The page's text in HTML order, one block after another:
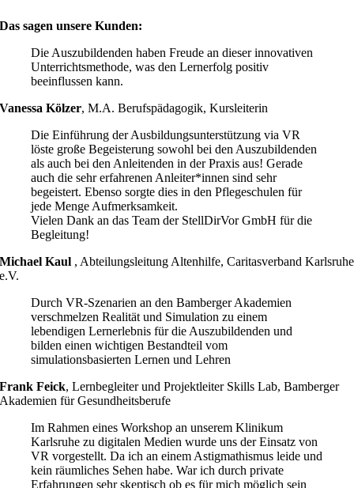
Das sagen unsere Kunden:
Die Auszubildenden haben Freude an dieser innovativen
Unterrichtsmethode, was den Lernerfolg positiv
beeinflussen kann.
Vanessa Kölzer,M.A. Berufspädagogik, Kursleiterin
Die Einführung der Ausbildungsunterstützung via VR
löste große Begeisterung sowohl bei den Auszubildenden
als auch bei den Anleitenden in der Praxis aus! Gerade
auch die sehr erfahrenen Anleiter*innen sind sehr
begeistert. Ebenso sorgte dies in den Pflegeschulen für
jede Menge Aufmerksamkeit.
Vielen Dank an das Team der StellDirVor GmbH für die
Begleitung!
Michael Kaul , Abteilungsleitung Altenhilfe, Caritasverband Karlsruhe
e.V.
Durch VR-Szenarien an den Bamberger Akademien
verschmelzen Realität und Simulation zu einem
lebendigen Lernerlebnis für die Auszubildenden und
bilden einen wichtigen Bestandteil vom
simulationsbasierten Lernen und Lehren
Frank Feick,Lernbegleiter und Projektleiter Skills Lab, Bamberger
Akademien für Gesundheitsberufe
Im Rahmen eines Workshop an unserem Klinikum
Karlsruhe zu digitalen Medien wurde uns der Einsatz von
VR vorgestellt. Da ich an einem Astigmathismus leide und
kein räumliches Sehen habe. War ich durch private
Erfahrungen sehr skeptisch ob es für mich möglich sein